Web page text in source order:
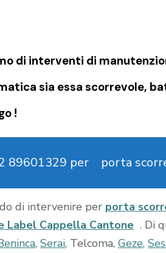
di interventi di
sia essa scorrevole,
!
89601329 per porta
di intervenire per porta
Label Cappella Cantone . Di
, Serai, Telcoma, Geze,